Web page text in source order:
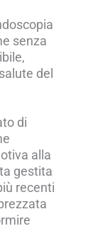
senza
del
di
alla
gestita
recenti